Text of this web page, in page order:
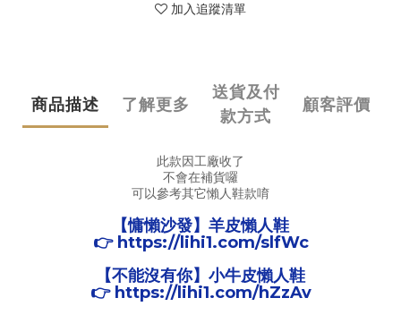
加入追蹤清單
商品描述 了解更多
送貨及付
款方式
顧客評價
此款因工廠收了
不會在補貨囉
可以參考其它懶人鞋款唷
【慵懶沙發】羊皮懶人鞋
👉 https://lihi1.com/slfWc
【不能沒有你】小牛皮懶人鞋
👉 https://lihi1.com/hZzAv